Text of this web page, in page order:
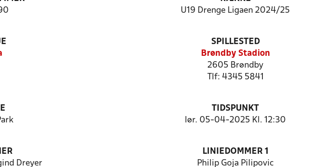
U19 Drenge Ligaen 2024/25
SPILLESTED
Brøndby Stadion
2605 Brøndby
Tlf: 4345 5841
TIDSPUNKT
lør. 05-04-2025 Kl. 12:30
Dreyer
LINIEDOMMER 1
Philip Goja Pilipovic